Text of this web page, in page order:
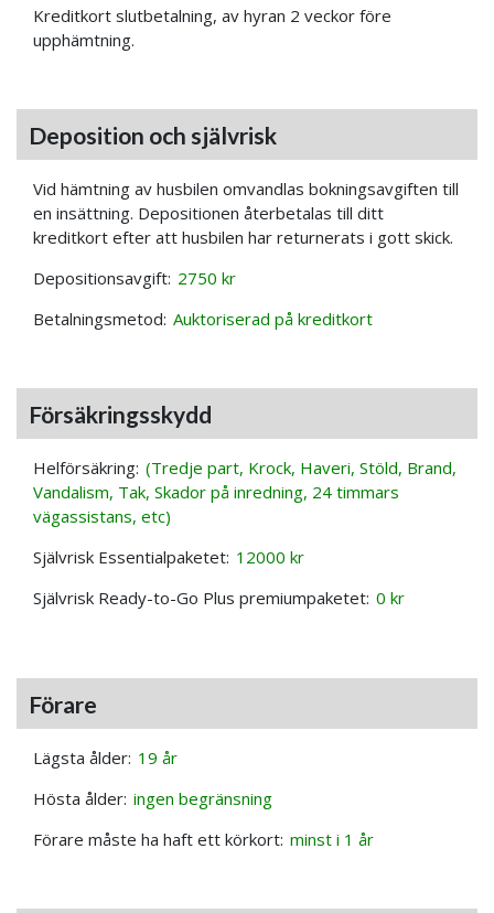
Kreditkort slutbetalning, av hyran 2 veckor före
upphämtning.
Deposition och självrisk
Vid hämtning av husbilen omvandlas bokningsavgiften till
en insättning. Depositionen återbetalas till ditt
kreditkort efter att husbilen har returnerats i gott skick.
Depositionsavgift: 2750 kr
Betalningsmetod: Auktoriserad på kreditkort
Försäkringsskydd
Helförsäkring: (Tredje part, Krock, Haveri, Stöld, Brand,
Vandalism, Tak, Skador på inredning, 24 timmars
vägassistans, etc)
Självrisk Essentialpaketet: 12000 kr
Självrisk Ready-to-Go Plus premiumpaketet: 0 kr
Förare
Lägsta ålder: 19 år
Hösta ålder: ingen begränsning
Förare måste ha haft ett körkort: minst i 1 år